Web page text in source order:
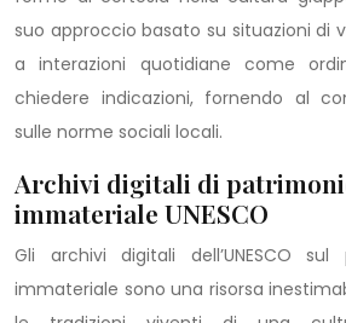
suo approccio basato su situazioni di
a interazioni quotidiane come
chiedere indicazioni, fornendo al
sulle norme sociali locali.
Archivi digitali di
immateriale UNESCO
Gli archivi digitali dell’UNESCO
immateriale sono una risorsa